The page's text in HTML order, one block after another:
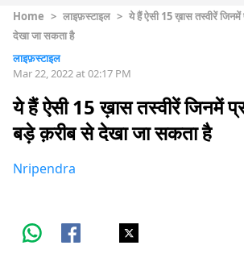
Home > लाइफ़स्टाइल > ये हैं ऐसी 15 ख़ास तस्वीरें
देखा जा सकता है
लाइफ़स्टाइल
Mar 22, 2022 at 02:17 PM
ये हैं ऐसी 15 ख़ास तस्वीरें जिनमें
बड़े क़रीब से देखा जा सकता है
Nripendra